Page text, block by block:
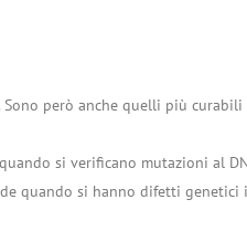
però anche quelli più
si verificano mutazioni al
quando si hanno difetti genetici